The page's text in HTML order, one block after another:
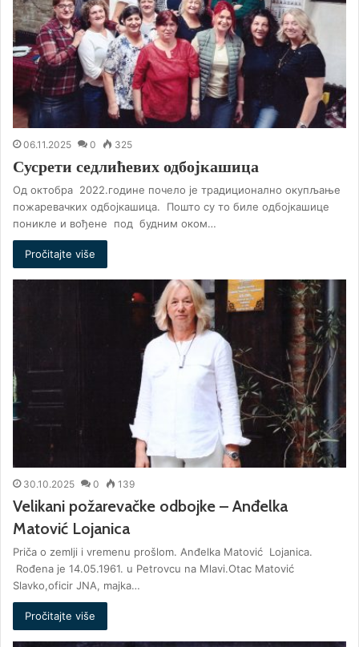
06.11.2025 0 325
Сусрети седлићевих одбојкашица
Од октобра 2022.године почело је традиционално окупљање
пожаревачких одбојкашица. Пошто су то биле одбојкашице
поникле и вођене под будним оком…
Pročitajte više
30.10.2025 0 139
Velikani požarevačke odbojke – Anđelka
Matović Lojanica
Priča o zemlji i vremenu prošlom. Anđelka Matović Lojanica.
Rođena je 14.05.1961. u Petrovcu na Mlavi.Otac Matović
Slavko,oficir JNA, majka…
Pročitajte više